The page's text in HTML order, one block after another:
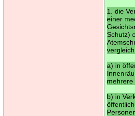
1. die
einer
Schutz)
a) in
mehrere
b) in